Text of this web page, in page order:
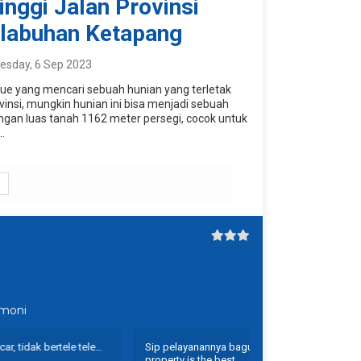
Jalan Provinsi
Ketapang
6 Sep 2023
yang mencari sebuah hunian yang terletak
mungkin hunian ini bisa menjadi sebuah
luas tanah 1162 meter persegi, cocok untuk
bagus,cepet,pokoknya cantique